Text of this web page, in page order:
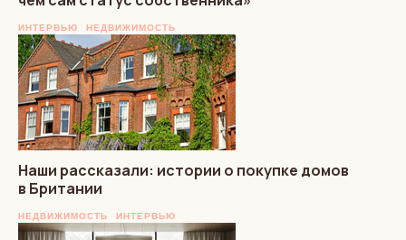
ИНТЕРВЬЮ НЕДВИЖИМОСТЬ
Наши рассказали: истории о покупке домов
в Британии
НЕДВИЖИМОСТЬ ИНТЕРВЬЮ